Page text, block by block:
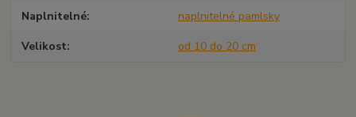
Naplnitelné naplnitelné pamlsky
Velikost od 10 do 20 cm